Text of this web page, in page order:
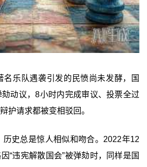
名乐队遇袭引发的民愤尚未发酵，国
动议，8小时内完成审议、投票全过
护请求都被变相驳回。
历史总是惊人相似和吻合。2022年12
“违宪解散国会”被弹劾时，同样是国